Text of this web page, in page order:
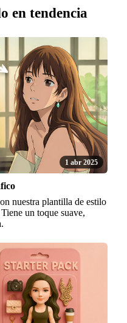
en tendencia
1 abr 2025
nuestra plantilla de estilo
un toque suave,